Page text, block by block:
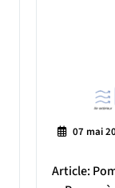
07 mai
Article: